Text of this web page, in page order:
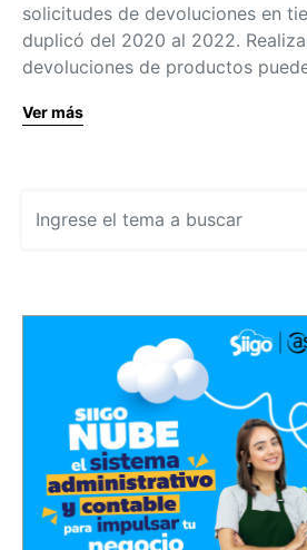
solicitudes de devoluciones en
duplicó del 2020 al 2022.
devoluciones de productos
Ver más